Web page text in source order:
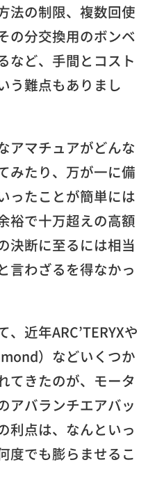
法の制限、複数回使
の分交換用のボンベ
など、手間とコスト
う難点もありまし
アマチュアがどんな
みたり、万が一に備
ったことが簡単には
裕で十万超えの高額
決断に至るには相当
言わざるを得なかっ
近年ARC’TERYXや
）などいくつか
てきたのが、モータ
アバランチエアバッ
利点は、なんといっ
度でも膨らませるこ